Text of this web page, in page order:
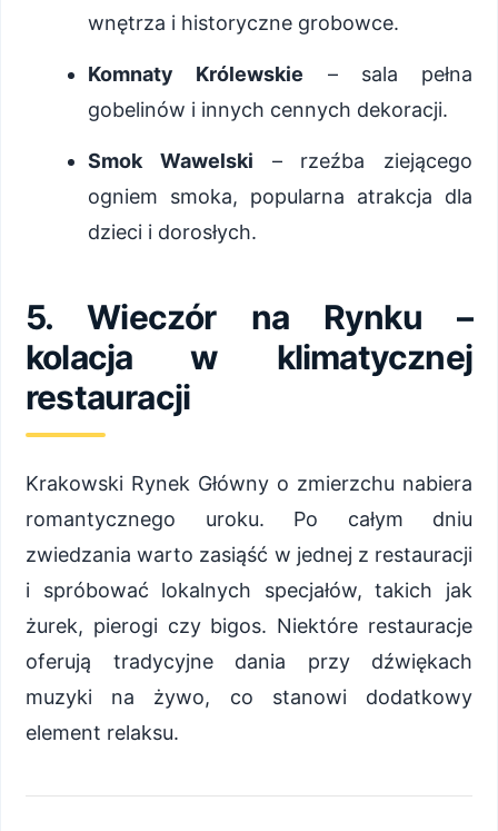
wnętrza i historyczne grobowce.
Komnaty Królewskie – sala pełna
gobelinów i innych cennych dekoracji.
Smok Wawelski – rzeźba ziejącego
ogniem smoka, popularna atrakcja dla
dzieci i dorosłych.
5. Wieczór na Rynku –
kolacja w klimatycznej
restauracji
Krakowski Rynek Główny o zmierzchu nabiera
romantycznego uroku. Po całym dniu
zwiedzania warto zasiąść w jednej z restauracji
i spróbować lokalnych specjałów, takich jak
żurek, pierogi czy bigos. Niektóre restauracje
oferują tradycyjne dania przy dźwiękach
muzyki na żywo, co stanowi dodatkowy
element relaksu.